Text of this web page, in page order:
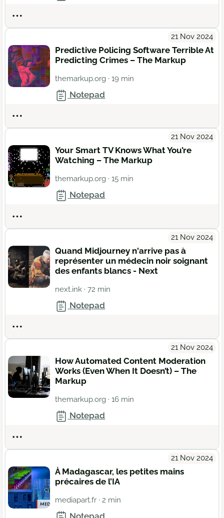
21 Nov 2024
Predictive Policing Software Terrible At
Predicting Crimes – The Markup
themarkup.org · 19 min
Notepad
21 Nov 2024
Your Smart TV Knows What You’re
Watching – The Markup
themarkup.org · 15 min
Notepad
21 Nov 2024
Quand Midjourney n'arrive pas à
représenter un médecin noir soignant
des enfants blancs - Next
next.ink · 72 min
Notepad
21 Nov 2024
How Automated Content Moderation
Works (Even When It Doesn’t) – The
Markup
themarkup.org · 16 min
Notepad
21 Nov 2024
À Madagascar, les petites mains
précaires de l’IA
mediapart.fr · 2 min
Notepad